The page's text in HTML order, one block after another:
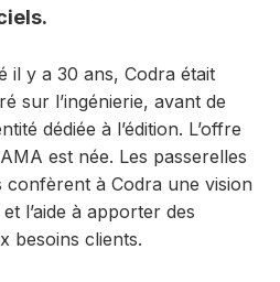
il y a 30 ans, Codra était
sur l’ingénierie, avant de
dédiée à l’édition. L’offre
est née. Les passerelles
confèrent à Codra une vision
l’aide à apporter des
besoins clients.